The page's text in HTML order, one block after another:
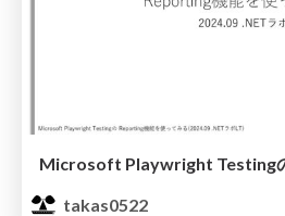
takas0522